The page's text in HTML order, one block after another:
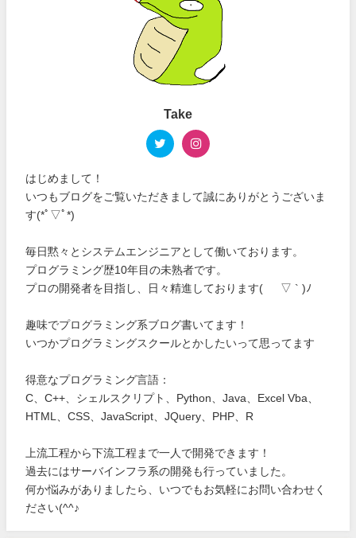
Take
はじめまして！
いつもブログをご覧いただきまして誠にありがとうございま
す(*ﾟ▽ﾟ*)
毎日黙々とシステムエンジニアとして働いております。
プログラミング歴10年目の未熟者です。
プロの開発者を目指し、日々精進しております( ´ ▽ ` )ﾉ
趣味でプログラミング系ブログ書いてます！
いつかプログラミングスクールとかしたいって思ってます
得意なプログラミング言語：
C、C++、シェルスクリプト、Python、Java、Excel Vba、
HTML、CSS、JavaScript、JQuery、PHP、R
上流工程から下流工程まで一人で開発できます！
過去にはサーバインフラ系の開発も行っていました。
何か悩みがありましたら、いつでもお気軽にお問い合わせく
ださい(^^♪